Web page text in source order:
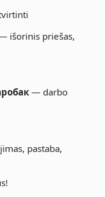
išorinis priešas,
— darbo
pastaba,